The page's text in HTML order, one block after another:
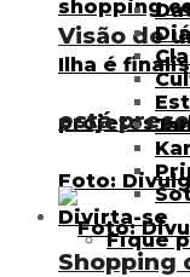
Shopping
Visão de
está
Divirta-se
Fique